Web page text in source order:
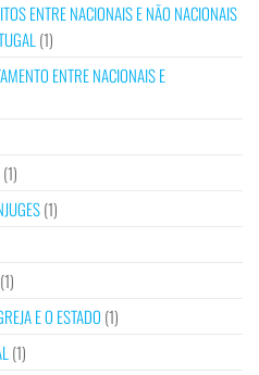
ENTRE NACIONAIS E NÃO NACIONAIS
(1)
ENTRE NACIONAIS E
(1)
(1)
(1)
E O ESTADO (1)
(1)